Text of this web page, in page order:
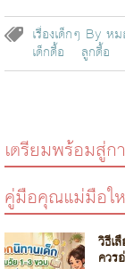
เรื่องเด็กๆ By ห
เด็กดื้อ
ลูกดื้อ
เตรียมพร้อมสู่ก
คู่มือคุณแม่มือใ
วิธีเ
ควร